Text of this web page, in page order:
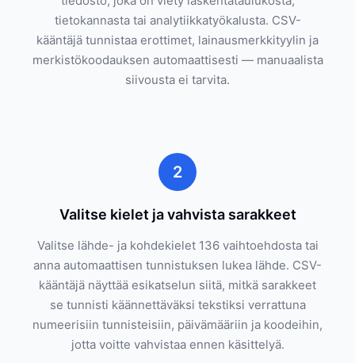
tietokannasta tai analytiikkatyökalusta. CSV-
kääntäjä tunnistaa erottimet, lainausmerkkityylin ja
merkistökoodauksen automaattisesti — manuaalista
siivousta ei tarvita.
2
Valitse kielet ja vahvista sarakkeet
Valitse lähde- ja kohdekielet 136 vaihtoehdosta tai
anna automaattisen tunnistuksen lukea lähde. CSV-
kääntäjä näyttää esikatselun siitä, mitkä sarakkeet
se tunnisti käännettäväksi tekstiksi verrattuna
numeerisiin tunnisteisiin, päivämääriin ja koodeihin,
jotta voitte vahvistaa ennen käsittelyä.